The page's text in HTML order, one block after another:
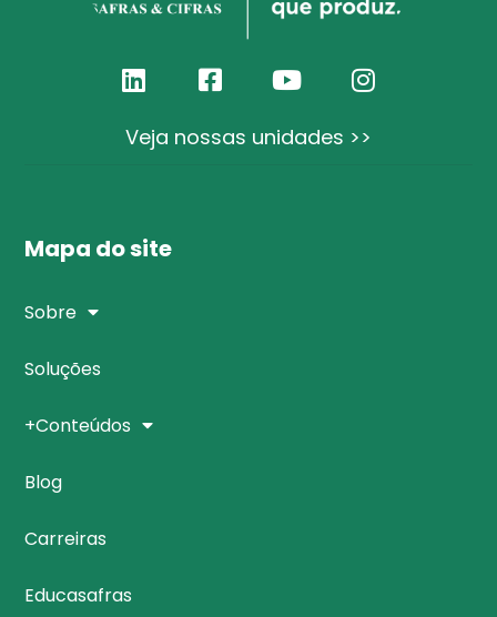
Veja nossas unidades >>
Mapa do site
Sobre
Soluções
+Conteúdos
Blog
Carreiras
Educasafras